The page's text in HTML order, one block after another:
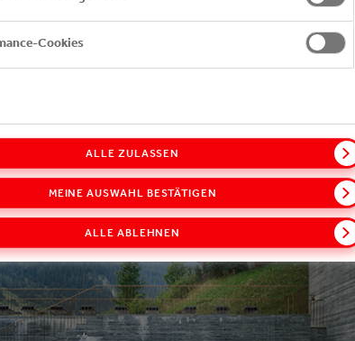
Cookies
ALLE ABLEHNEN
MEINE AUSWAHL BESTÄTIGEN
ALLE ZULASSEN